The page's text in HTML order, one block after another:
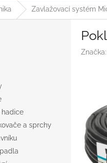
Zavlažovací systém
hadice
a sprchy
Značka: